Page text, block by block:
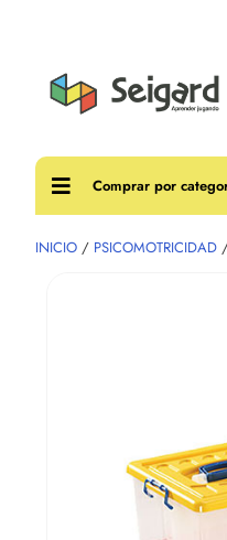
Comprar por
INICIO / PSICOMOTRICIDAD